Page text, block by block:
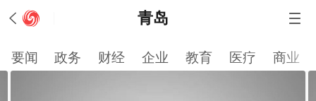
青岛
要闻 政务 财经 企业 教育 医疗 商业